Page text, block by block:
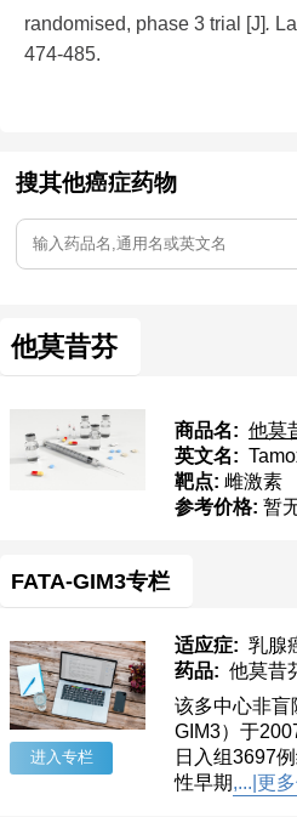
randomised, phase 3 trial [J].
474-485.
搜其他癌症药物
他莫昔芬
商品名: 他莫
英文名:
靶点: 雌激素
参考价格: 暂
FATA-GIM3专栏
进入专栏
适应症: 乳腺
药品: 他莫昔
该多中心非盲
GIM3）于
日入组3697
性早期,...|更